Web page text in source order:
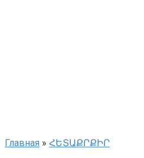
Главная » ՀԵՏԱՔՐՔԻՐ